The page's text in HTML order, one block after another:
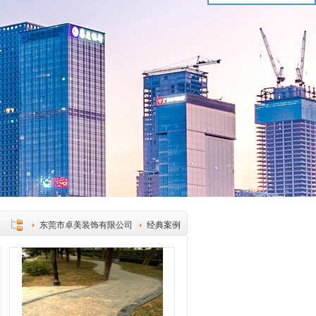
东莞市卓美装饰有限公司 经典案例